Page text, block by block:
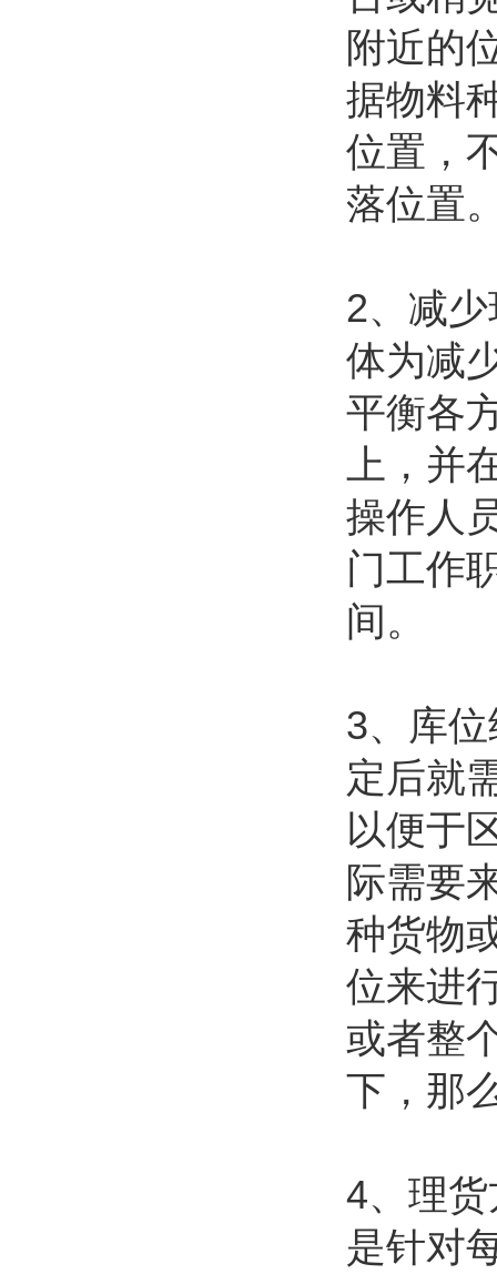
附近的
据物料
位置，
落位置
2、减
体为减
平衡各
上，并
操作人
门工作
间。
3、库
定后就
以便于
际需要
种货物
位来进
或者整
下，那
4、理
是针对